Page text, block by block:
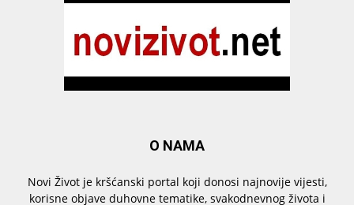
O NAMA
Novi Život je kršćanski portal koji donosi najnovije vijesti,
korisne objave duhovne tematike, svakodnevnog života i